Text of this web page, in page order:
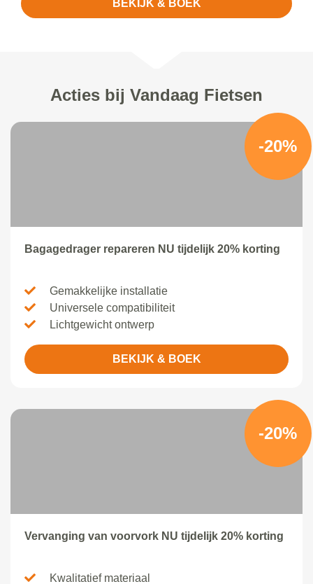
BEKIJK & BOEK
Acties bij Vandaag Fietsen
-20%
Bagagedrager repareren NU tijdelijk 20% korting
Gemakkelijke installatie
Universele compatibiliteit
Lichtgewicht ontwerp
BEKIJK & BOEK
-20%
Vervanging van voorvork NU tijdelijk 20% korting
Kwalitatief materiaal